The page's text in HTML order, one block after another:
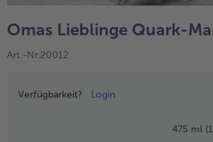
alle Küchenutensilien
alle bofrost*free
alle bofrost*plus.
Pflanzliche Alternativprodukte
Omas Lieblinge Quark-
Art.-Nr.20012
Preisangabe
Verfügbarkeit? Login
475 ml